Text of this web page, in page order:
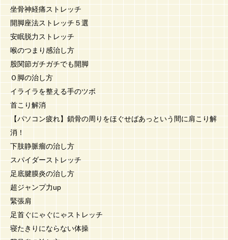
坐骨神経痛ストレッチ
開脚座法ストレッチ５選
安眠脱力ストレッチ
喉のつまり感治し方
股関節ガチガチでも開脚
Ｏ脚の治し方
イライラを整える手のツボ
首こり解消
【パソコン疲れ】鎖骨の周りをほぐせばあっという間に肩こり解
消！
下肢静脈瘤の治し方
スパイダーストレッチ
足底腱膜炎の治し方
超ジャンプ力up
緊張肩
足首ぐにゃぐにゃストレッチ
寝たきりにならない体操